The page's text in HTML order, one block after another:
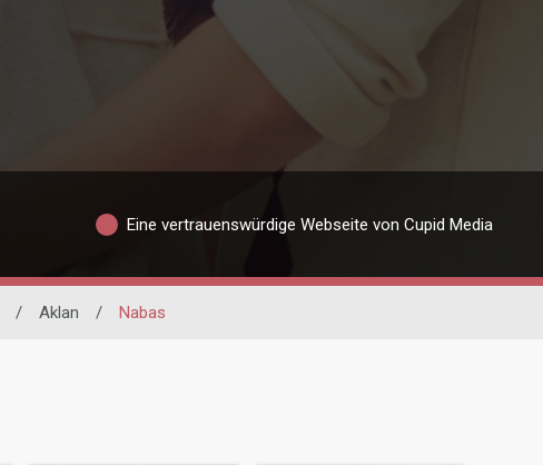
Eine vertrauenswürdige Webseite von Cupid Media
/ Aklan / Nabas